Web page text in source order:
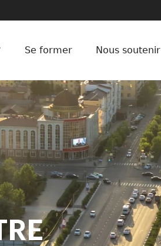
Se former Nous soutenir